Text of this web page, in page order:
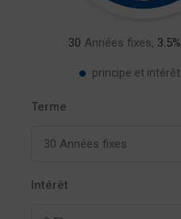
30 Années fixes, 3.5%
principe et intérêt
Terme
30 Années fixes
Intérêt